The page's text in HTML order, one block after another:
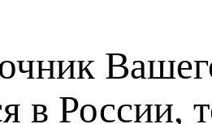
в России,